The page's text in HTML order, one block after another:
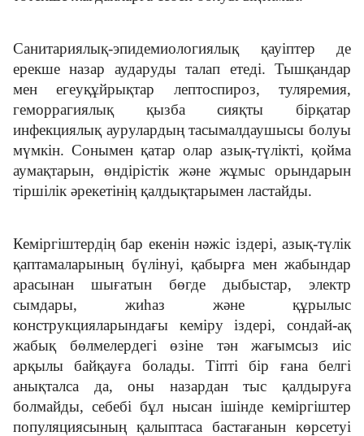
Санитариялық-эпидемиологиялық қауіптер де
ерекше назар аударуды талап етеді. Тышқандар
мен егеуқұйрықтар лептоспироз, туляремия,
геморрагиялық қызба сияқты бірқатар
инфекциялық аурулардың тасымалдаушысы болуы
мүмкін. Сонымен қатар олар азық-түлікті, қойма
аумақтарын, өндірістік және жұмыс орындарын
тіршілік әрекетінің қалдықтарымен ластайды.
Кеміргіштердің бар екенін нәжіс іздері, азық-түлік
қаптамаларының бүлінуі, қабырға мен жабындар
арасынан шығатын бөгде дыбыстар, электр
сымдары, жиһаз және құрылыс
конструкцияларындағы кеміру іздері, сондай-ақ
жабық бөлмелердегі өзіне тән жағымсыз иіс
арқылы байқауға болады. Тіпті бір ғана белгі
анықталса да, оны назардан тыс қалдыруға
болмайды, себебі бұл нысан ішінде кеміргіштер
популяциясының қалыптаса бастағанын көрсетуі